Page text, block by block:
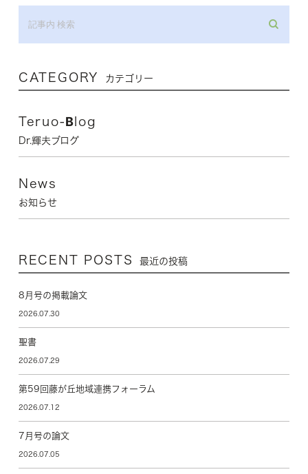
CATEGORY カテゴリー
Teruo-Blog
Dr.輝夫ブログ
News
お知らせ
RECENT POSTS 最近の投稿
8月号の掲載論文
2026.07.30
聖書
2026.07.29
第59回藤が丘地域連携フォーラム
2026.07.12
7月号の論文
2026.07.05